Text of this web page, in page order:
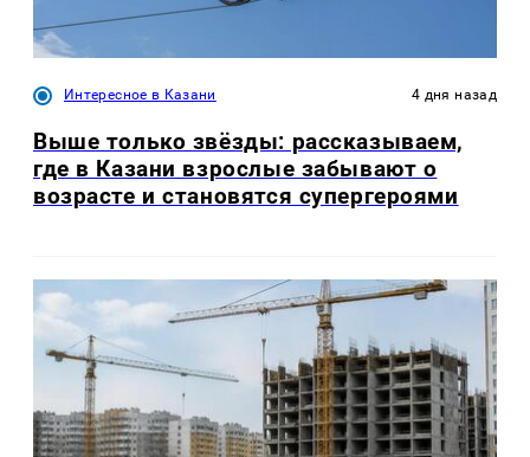
Интересное в Казани 4 дня назад
Выше только звёзды: рассказываем,
где в Казани взрослые забывают о
возрасте и становятся супергероями